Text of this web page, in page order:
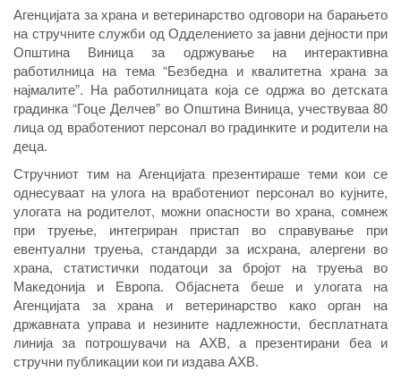
Агенцијата за храна и ветеринарство одговори на барањето
на стручните служби од Одделението за јавни дејности при
Општина Виница за одржување на интерактивна
работилница на тема “Безбедна и квалитетна храна за
најмалите”. На работилницата која се одржа во детската
градинка “Гоце Делчев” во Општина Виница, учествуваа 80
лица од вработениот персонал во градинките и родители на
деца.
Стручниот тим на Агенцијата презентираше теми кои се
однесуваат на улога на вработениот персонал во кујните,
улогата на родителот, можни опасности во храна, сомнеж
при труење, интегриран пристап во справување при
евентуални труења, стандарди за исхрана, алергени во
храна, статистички податоци за бројот на труења во
Македонија и Европа. Објаснета беше и улогата на
Агенцијата за храна и ветеринарство како орган на
државната управа и незините надлежности, бесплатната
линија за потрошувачи на АХВ, а презентирани беа и
стручни публикации кои ги издава АХВ.